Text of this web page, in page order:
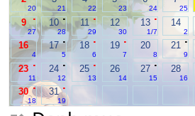
20 21 22 23 24 25
.
9
27
.
10
28
.
11
29
12
30
.
13
1/7
14
2
16
4
.
17
5
.
18
6
.
19
7
20
8
.
21
9
.
23
11
.
24
12
.
25
13
26
14
.
27
15
28
16
.
30
18
.
31
19